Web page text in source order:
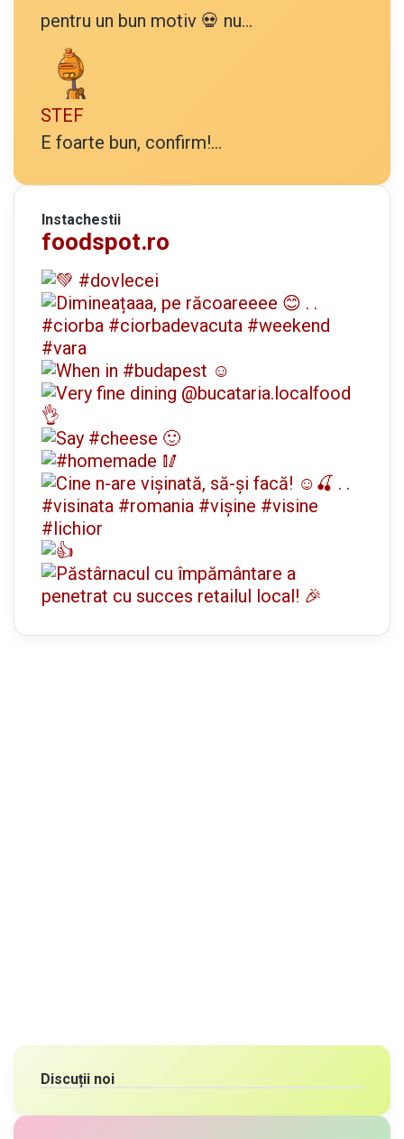
pentru un bun motiv 💀 nu...
STEF
E foarte bun, confirm!...
Instachestii
foodspot.ro
Discuții noi